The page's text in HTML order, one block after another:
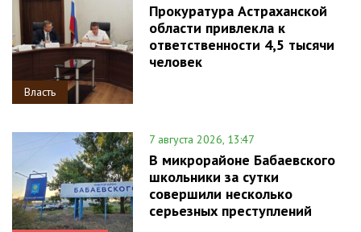
Власть
Прокуратура Астраханской
области привлекла к
ответственности 4,5 тысячи
человек
7 августа 2026, 13:47
В микрорайоне Бабаевского
школьники за сутки
совершили несколько
серьезных преступлений